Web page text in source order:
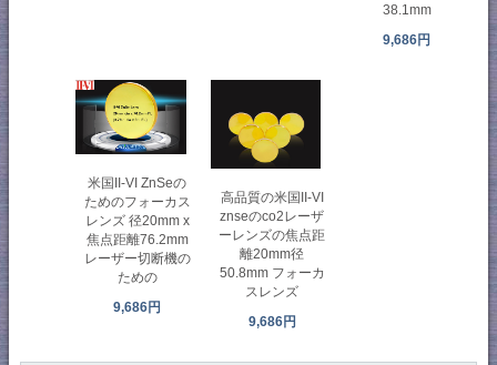
38.1mm
9,686円
米国II-VI ZnSeの
ためのフォーカス
レンズ 径20mm x
焦点距離76.2mm
レーザー切断機の
ための
9,686円
高品質の米国II-VI
znseのco2レーザ
ーレンズの焦点距
離20mm径
50.8mm フォーカ
スレンズ
9,686円